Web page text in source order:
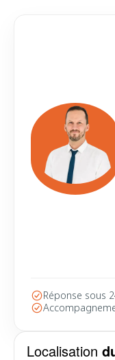
Localisation
Réponse sous